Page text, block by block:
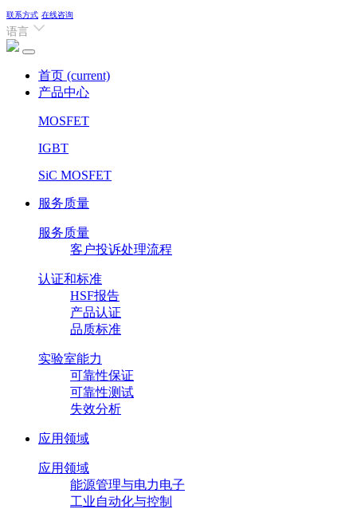
联系方式 在线咨询
语言
首页 (current)
产品中心
MOSFET
IGBT
SiC MOSFET
服务质量
服务质量
客户投诉处理流程
认证和标准
HSF报告
产品认证
品质标准
实验室能力
可靠性保证
可靠性测试
失效分析
应用领域
应用领域
能源管理与电力电子
工业自动化与控制